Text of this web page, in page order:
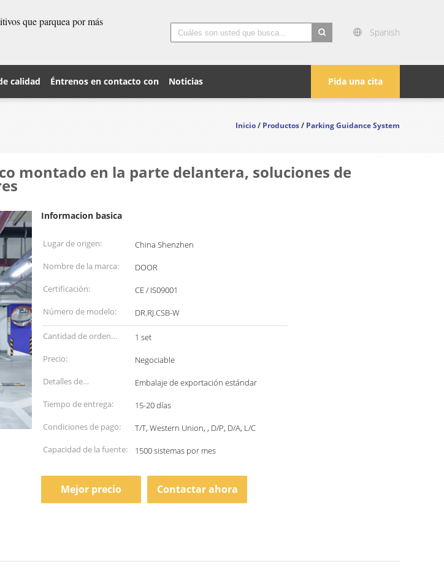
que parquea por más
Spanish
Pida una cita
calidad Éntrenos en contacto con Noticias
Inicio/Productos/Parking Guidance System
montado en la parte delantera, soluciones de
Informacion basica
Lugar de origen:
China Shenzhen
Nombre de la marca:
DOOR
Certificación:
CE / IS09001
Número de modelo:
DR.RJ.CSB-W
Cantidad de orden
mínima:
1 set
Precio:
Negociable
Detalles de
empaquetado:
Embalaje de exportación estándar
Tiempo de entrega:
15-20 días
Condiciones de pago:
T/T, Western Union, , D/P, D/A, L/C
Capacidad de la fuente:
1500 sistemas por mes
Mejor precio Contactar ahora